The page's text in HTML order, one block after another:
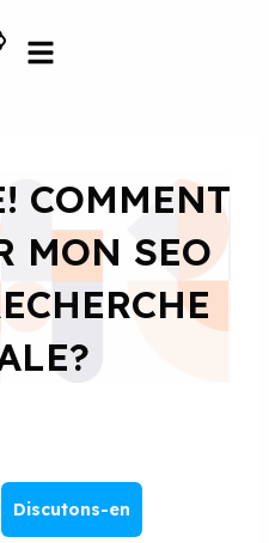
COMMENT
MON SEO
Discutons-en